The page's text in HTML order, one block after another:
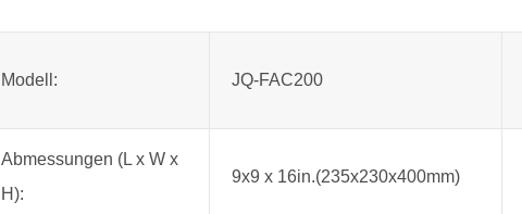
Modell: JQ-FAC200
Abmessungen (L x W x
H):
9x9 x 16in.(235x230x400mm)